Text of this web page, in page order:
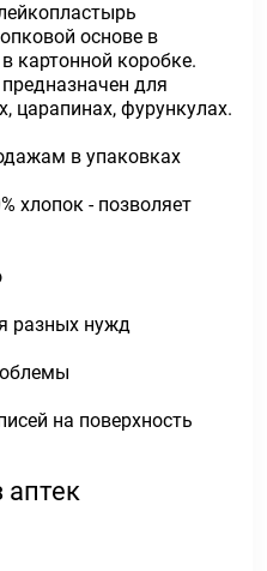
основе в
картонной коробке.
для
царапинах, фурункулах.
в упаковках
хлопок - позволяет
разных нужд
на поверхность
аптек